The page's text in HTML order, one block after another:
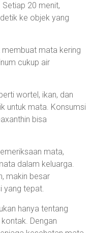
20 menit,
ke objek yang
membuat mata kering
cukup air
wortel, ikan, dan
untuk mata. Konsumsi
bisa
mata,
dalam keluarga.
makin besar
yang tepat.
hanya tentang
Dengan